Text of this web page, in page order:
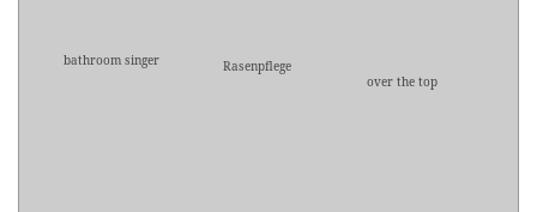
bathroom singer
Rasenpflege
over the top